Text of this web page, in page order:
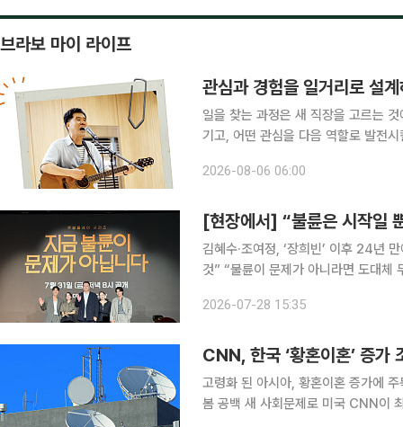
브라보 마이 라이프
관심과 경험을 일거리로 설
일을 찾는 과정은 새 직장을 고르는
기고, 어떤 관심을 다음 역할로 발전
수 있는 현장을 바탕으로 새로운 일을
2026-08-06 06:00
[현장에서] “불륜은 시작일
김혜수·조여정, ‘장희빈’ 이후 24년 만에 재회 이창희 감독 “내 작품 중 가장 대
것” “불륜이 문제가 아니라면 도대체 무엇이 문제일까?” 완벽해 보이던 두 가족의 일상이 불륜설을
핍을 감춘 이웃으로 만나 예측 불가능
2026-07-28 15:35
CNN, 한국 ‘황혼이혼’ 증가
고령화 된 아시아, 황혼이혼 증가에
봄 공백 새 사회문제로 미국 CNN이 최근 한국과 일본을 비롯한 아시아 국가에서 확산하는 ‘황혼이